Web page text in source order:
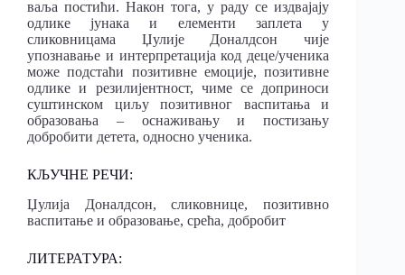
ваља постићи. Након тога, у раду се издвајају
одлике јунака и елементи заплета у
сликовницама Џулије Доналдсон чије
упознавање и интерпретација код деце/ученика
може подстаћи позитивне емоције, позитивне
одлике и резилијентност, чиме се доприноси
суштинском циљу позитивног васпитања и
образовања – оснаживању и постизању
добробити детета, односно ученика.
КЉУЧНЕ РЕЧИ:
Џулија Доналдсон, сликовнице, позитивно
васпитање и образовање, срећа, добробит
ЛИТЕРАТУРА: